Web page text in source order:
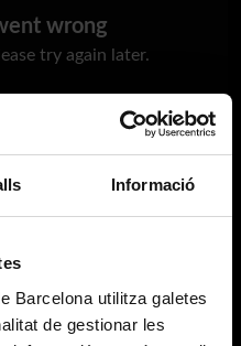
Informació
Barcelona utilitza galetes
de gestionar les
wrong
try again later.